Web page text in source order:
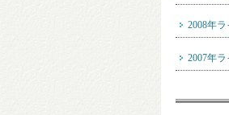
2008年
2007年